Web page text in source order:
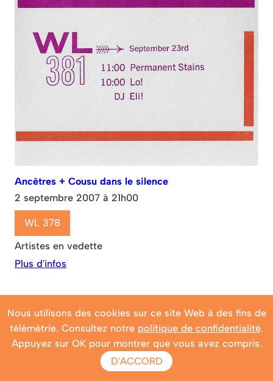
Ancêtres + Cousu dans le silence
2 septembre 2007 à 21h00
WL 378
Artistes en vedette
Plus d'infos
Nous utilisons des cookies sur ce site Web à des fins de
télémétrie. Consultez notre politique de confidentialité.
Appuyez sur OK pour montrer que vous avez compris.
D'ACCORD